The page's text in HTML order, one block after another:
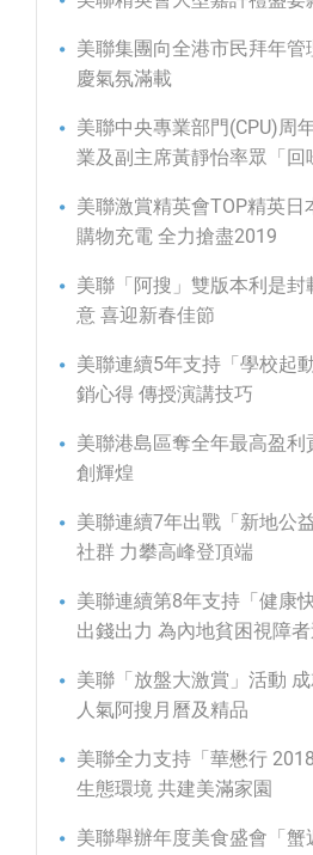
美聯集團向全港市民拜年
慶氣氛滿載
美聯中央專業部門(CPU)周
業及副主席黃靜怡率眾「回
美聯激賞精英會TOP精英
購物充電 全力搶盡2019
美聯「阿搜」雙版本利是
意 喜迎新春佳節
美聯連續5年支持「學校起
銷心得 傳授演講技巧
美聯港島區奪全年最高盈
創輝煌
美聯連續7年出戰「新地公
社群 力攀高峰登頂端
美聯連續第8年支持「健康
出錢出力 為內地貧困視障
美聯「放盤大激賞」活動
人氣阿搜月曆及精品
美聯全力支持「華懋行
生態環境 共建美滿家園
美聯舉辦年度美食盛會「